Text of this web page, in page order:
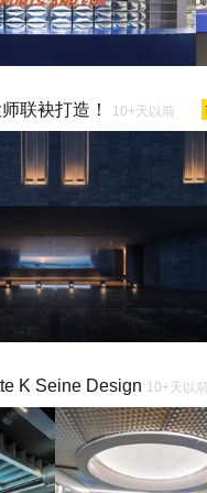
联袂打造！ 10+天以前
K Seine Design 10+天以